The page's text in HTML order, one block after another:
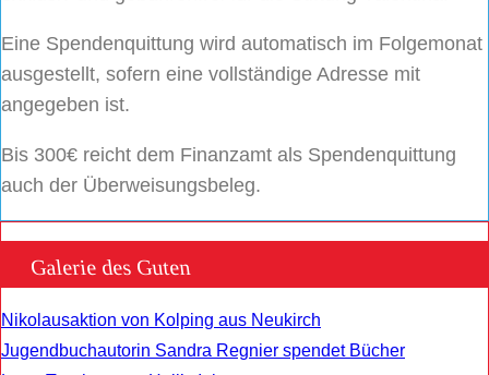
Eine Spendenquittung wird automatisch im Folgemonat
ausgestellt, sofern eine vollständige Adresse mit
angegeben ist.
Bis 300€ reicht dem Finanzamt als Spendenquittung
auch der Überweisungsbeleg.
Galerie des Guten
Nikolausaktion von Kolping aus Neukirch
Jugendbuchautorin Sandra Regnier spendet Bücher